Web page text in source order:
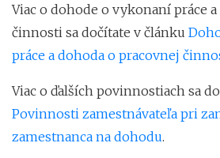
Viac o dohode o vykonaní práce
činnosti sa dočítate v článku
práce a dohoda o pracovnej
Viac o ďalších povinnostiach sa
Povinnosti zamestnávateľa pri
zamestnanca na dohodu.